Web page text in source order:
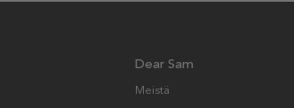
Dear Sam
Meistä